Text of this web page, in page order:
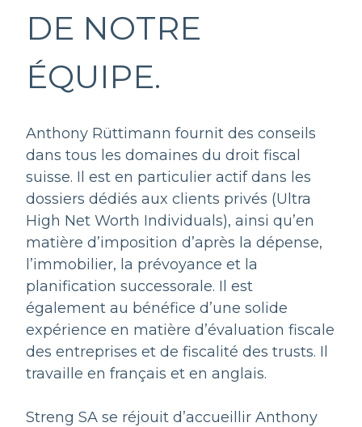
DE NOTRE
ÉQUIPE.
Anthony Rüttimann fournit des conseils
dans tous les domaines du droit fiscal
suisse. Il est en particulier actif dans les
dossiers dédiés aux clients privés (Ultra
High Net Worth Individuals), ainsi qu’en
matière d’imposition d’après la dépense,
l’immobilier, la prévoyance et la
planification successorale. Il est
également au bénéfice d’une solide
expérience en matière d’évaluation fiscale
des entreprises et de fiscalité des trusts. Il
travaille en français et en anglais.
Streng SA se réjouit d’accueillir Anthony